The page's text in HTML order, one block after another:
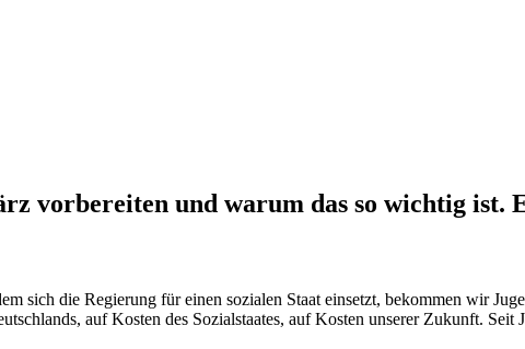
vorbereiten und warum das so wichtig ist.
sich die Regierung für einen sozialen Staat einsetzt, bekommen wir
auf Kosten des Sozialstaates, auf Kosten unserer Zukunft.